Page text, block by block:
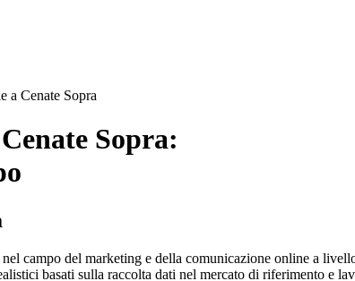
a Cenate Sopra
Sopra:
campo del marketing e della comunicazione online a
basati sulla raccolta dati nel mercato di riferimento e